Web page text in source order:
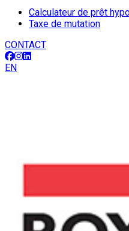
Calculateur de prêt
Taxe de mutation
CONTACT
EN